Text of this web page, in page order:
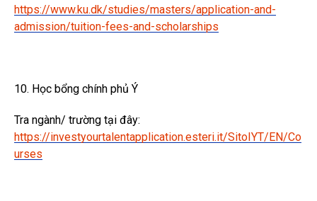
https://www.ku.dk/studies/masters/application-and-
admission/tuition-fees-and-scholarships
10. Học bổng chính phủ Ý
Tra ngành/ trường tại đây:
https://investyourtalentapplication.esteri.it/SitoIYT/EN/Co
urses